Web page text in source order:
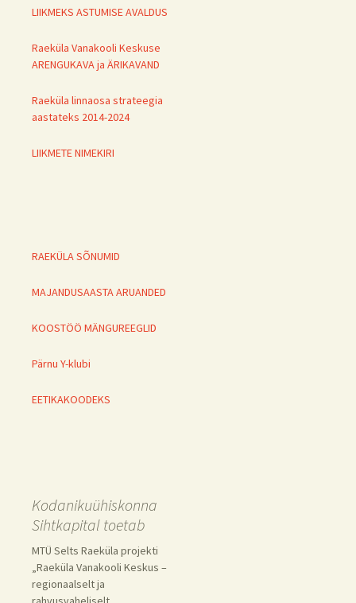
LIIKMEKS ASTUMISE AVALDUS
Raeküla Vanakooli Keskuse
ARENGUKAVA ja ÄRIKAVAND
Raeküla linnaosa strateegia
aastateks 2014-2024
LIIKMETE NIMEKIRI
RAEKÜLA SÕNUMID
MAJANDUSAASTA ARUANDED
KOOSTÖÖ MÄNGUREEGLID
Pärnu Y-klubi
EETIKAKOODEKS
Kodanikuühiskonna
Sihtkapital toetab
MTÜ Selts Raeküla projekti
„Raeküla Vanakooli Keskus –
regionaalselt ja